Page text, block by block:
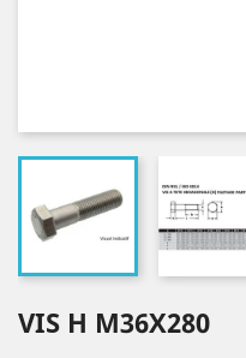
VIS H M36X280